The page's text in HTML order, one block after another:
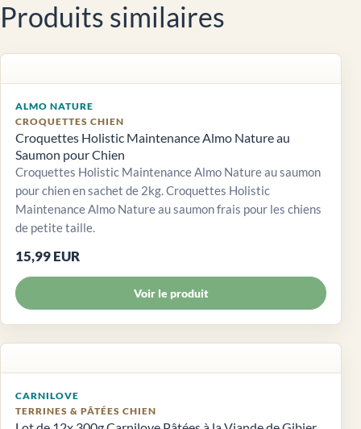
Produits similaires
ALMO NATURE
CROQUETTES CHIEN
Croquettes Holistic Maintenance Almo Nature au
Saumon pour Chien
Croquettes Holistic Maintenance Almo Nature au saumon
pour chien en sachet de 2kg. Croquettes Holistic
Maintenance Almo Nature au saumon frais pour les chiens
de petite taille.
15,99 EUR
Voir le produit
CARNILOVE
TERRINES & PÂTÉES CHIEN